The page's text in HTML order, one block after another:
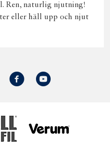
Ren, naturlig njutning!
eller häll upp och njut
Facebook
Youtube
Norrländska
Fjällfil